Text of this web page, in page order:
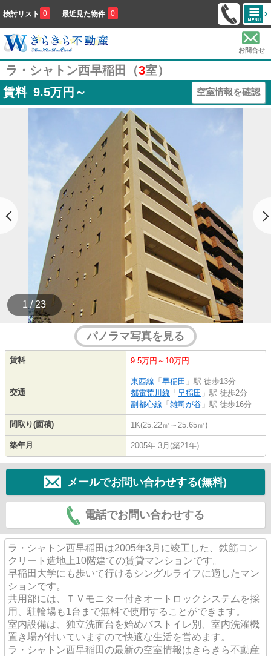
検討リスト 0 最近見た物件 0
お問合せ
ラ・シャトン西早稲田（3室）
賃料 9.5万円～ 空室情報を確認
1 / 23
パノラマ写真を見る
賃料 9.5万円～10万円
交通
東西線 「 早稲田 」駅 徒歩13分
都電荒川線 「 早稲田 」駅 徒歩2分
副都心線 「 雑司が谷 」駅 徒歩16分
間取り(面積) 1K(25.22㎡～25.65㎡)
築年月 2005年 3月(築21年)
メールでお問い合わせする(無料)
電話でお問い合わせする
ラ・シャトン西早稲田は2005年3月に竣工した、鉄筋コン
クリート造地上10階建ての賃貸マンションです。
早稲田大学にも歩いて行けるシングルライフに適したマン
ションです。
共用部には、ＴＶモニター付きオートロックシステムを採
用、駐輪場も1台まで無料で使用することができます。
室内設備は、独立洗面台を始めバストイレ別、室内洗濯機
置き場が付いていますので快適な生活を営めます。
ラ・シャトン西早稲田の最新の空室情報はきらきら不動産